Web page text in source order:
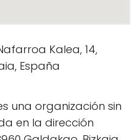
una organización sin
en la dirección